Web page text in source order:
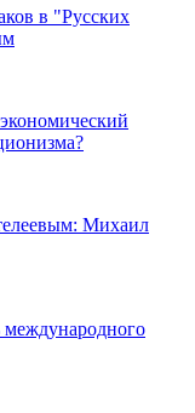
в "Русских
Михаил
международного